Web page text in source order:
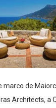
de
Architects, a